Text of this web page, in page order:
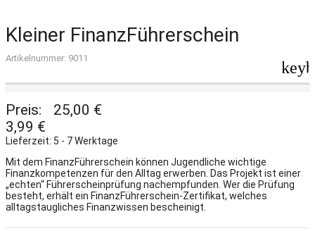
Kleiner FinanzFührerschein
Artikelnummer: 9011
Preis:
25,00 €
3,99 €
Lieferzeit: 5 - 7 Werktage
Mit dem FinanzFührerschein können Jugendliche wichtige
Finanzkompetenzen für den Alltag erwerben. Das Projekt ist einer
„echten“ Führerscheinprüfung nachempfunden. Wer die Prüfung
besteht, erhält ein FinanzFührerschein-Zertifikat, welches
alltagstaugliches Finanzwissen bescheinigt.